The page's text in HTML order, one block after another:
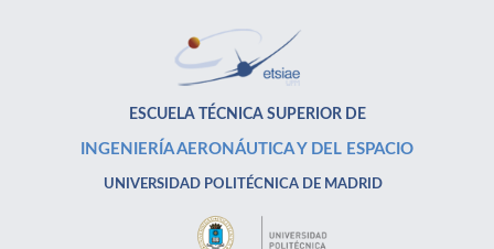
ESCUELA TÉCNICA SUPERIOR DE
INGENIERÍA AERONÁUTICA Y DEL ESPACIO
UNIVERSIDAD POLITÉCNICA DE MADRID